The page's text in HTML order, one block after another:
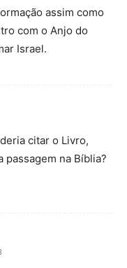
assim como
com o Anjo do
Israel.
citar o Livro,
na Bíblia?